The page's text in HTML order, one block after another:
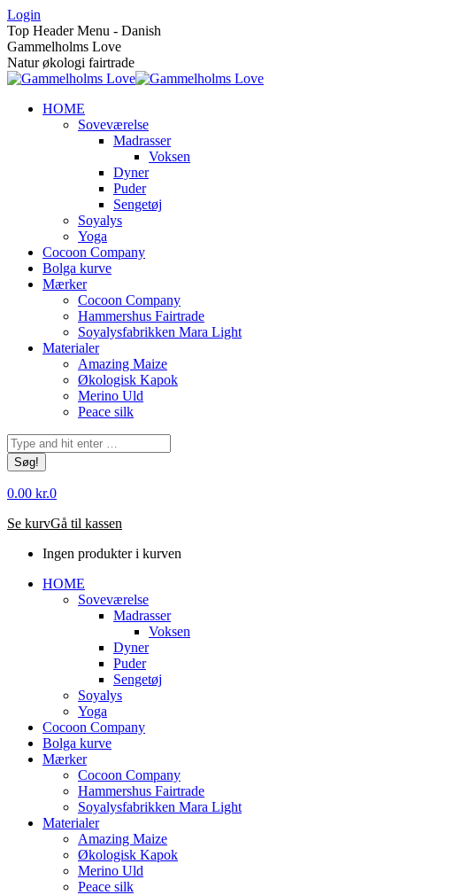
Skip
to
content
Login
Top Header Menu - Danish
Gammelholms Love
Natur økologi fairtrade
HOME
Soveværelse
Madrasser
Voksen
Dyner
Puder
Sengetøj
Soyalys
Yoga
Cocoon Company
Bolga kurve
Mærker
Cocoon Company
Hammershus Fairtrade
Soyalysfabrikken Mara Light
Materialer
Amazing Maize
Økologisk Kapok
Merino Uld
Peace silk
Søg:
0.00 kr.0
Se kurvGå til kassen
Ingen produkter i kurven
HOME
Soveværelse
Madrasser
Voksen
Dyner
Puder
Sengetøj
Soyalys
Yoga
Cocoon Company
Bolga kurve
Mærker
Cocoon Company
Hammershus Fairtrade
Soyalysfabrikken Mara Light
Materialer
Amazing Maize
Økologisk Kapok
Merino Uld
Peace silk